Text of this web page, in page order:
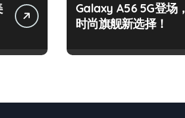
Galaxy A56 5G登场，
时尚旗舰新选择！